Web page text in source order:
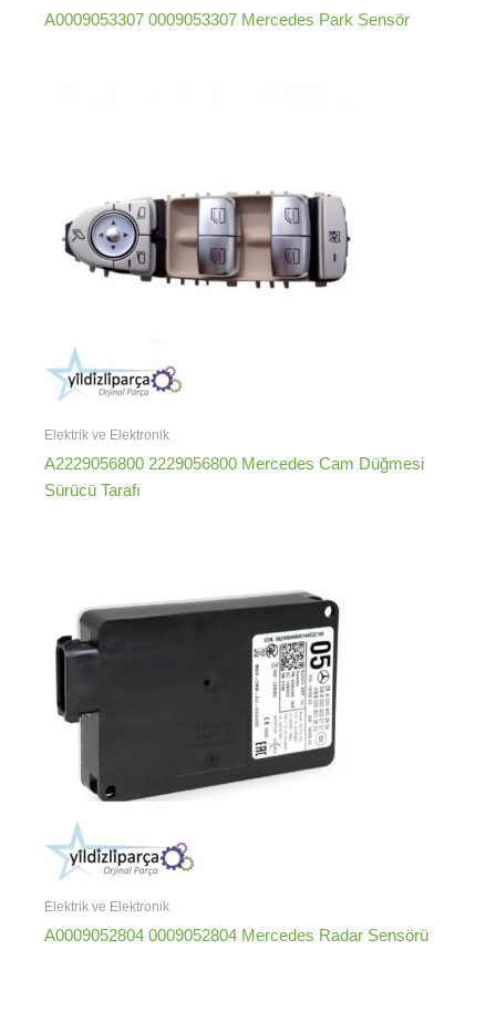
A0009053307 0009053307 Mercedes Park Sensör
Elektrik ve Elektronik
A2229056800 2229056800 Mercedes Cam Düğmesi
Sürücü Tarafı
Elektrik ve Elektronik
A0009052804 0009052804 Mercedes Radar Sensörü